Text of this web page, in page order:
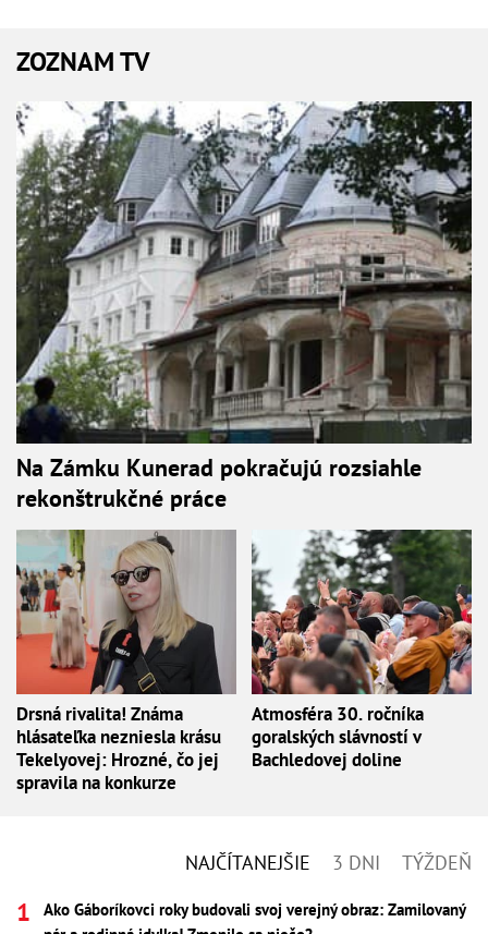
ZOZNAM TV
Na Zámku Kunerad pokračujú rozsiahle
rekonštrukčné práce
Drsná rivalita! Známa
hlásateľka nezniesla krásu
Tekelyovej: Hrozné, čo jej
spravila na konkurze
Atmosféra 30. ročníka
goralských slávností v
Bachledovej doline
NAJČÍTANEJŠIE 3 DNI TÝŽDEŇ
Ako Gáboríkovci roky budovali svoj verejný obraz: Zamilovaný